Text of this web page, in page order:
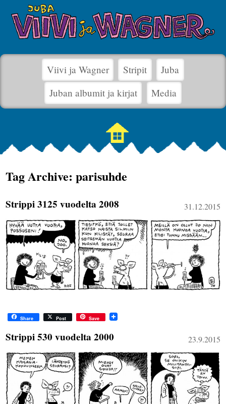
Viivi ja Wagner Stripit
Juba
Juban albumit ja kirjat
Media
Tag Archive: parisuhde
31.12.2015
Strippi 3125 vuodelta 2008
Share Post Save
23.9.2015
Strippi 530 vuodelta 2000